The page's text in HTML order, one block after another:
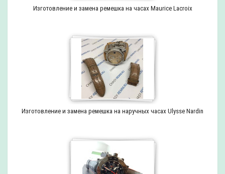
Изготовление и замена ремешка на часах Maurice Lacroix
Изготовление и замена ремешка на наручных часах Ulysse Nardin